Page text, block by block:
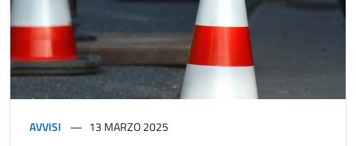
AVVISI 13 MARZO 2025